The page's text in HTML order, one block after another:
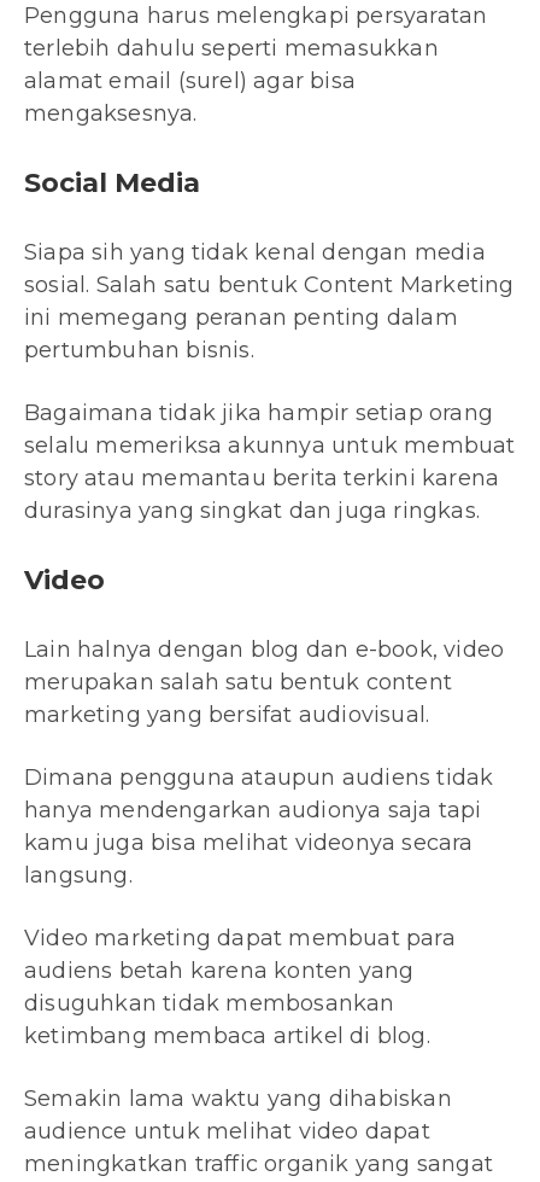
Pengguna harus melengkapi persyaratan
terlebih dahulu seperti memasukkan
alamat email (surel) agar bisa
mengaksesnya.
Social Media
Siapa sih yang tidak kenal dengan media
sosial. Salah satu bentuk Content Marketing
ini memegang peranan penting dalam
pertumbuhan bisnis.
Bagaimana tidak jika hampir setiap orang
selalu memeriksa akunnya untuk membuat
story atau memantau berita terkini karena
durasinya yang singkat dan juga ringkas.
Video
Lain halnya dengan blog dan e-book, video
merupakan salah satu bentuk content
marketing yang bersifat audiovisual.
Dimana pengguna ataupun audiens tidak
hanya mendengarkan audionya saja tapi
kamu juga bisa melihat videonya secara
langsung.
Video marketing dapat membuat para
audiens betah karena konten yang
disuguhkan tidak membosankan
ketimbang membaca artikel di blog.
Semakin lama waktu yang dihabiskan
audience untuk melihat video dapat
meningkatkan traffic organik yang sangat